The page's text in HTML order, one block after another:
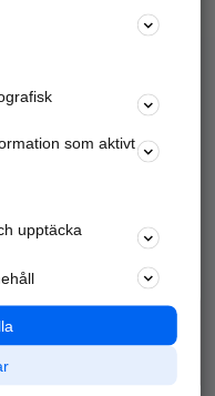
företaget
och annonsera mot
nära dig.
sökningar
som aktivt
upptäcka